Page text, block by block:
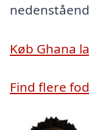
Køb Ghana
Find flere